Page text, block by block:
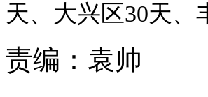
天、大兴区30天、
责编： 袁帅